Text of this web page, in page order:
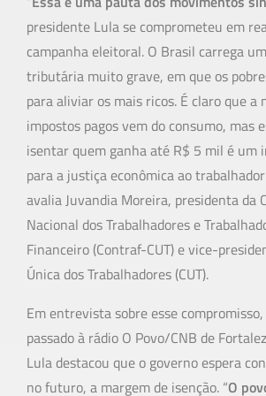
presidente Lula se comprometeu em
campanha eleitoral. O Brasil carrega
tributária muito grave, em que os
para aliviar os mais ricos. É claro que a
impostos pagos vem do consumo, mas
isentar quem ganha até R$ 5 mil é um
para a justiça econômica ao
avalia Juvandia Moreira, presidenta da
Nacional dos Trabalhadores e
Financeiro (Contraf-CUT) e vice-
Única dos Trabalhadores (CUT).
Em entrevista sobre esse
passado à rádio O Povo/CNB de
Lula destacou que o governo espera
no futuro, a margem de isenção. “O